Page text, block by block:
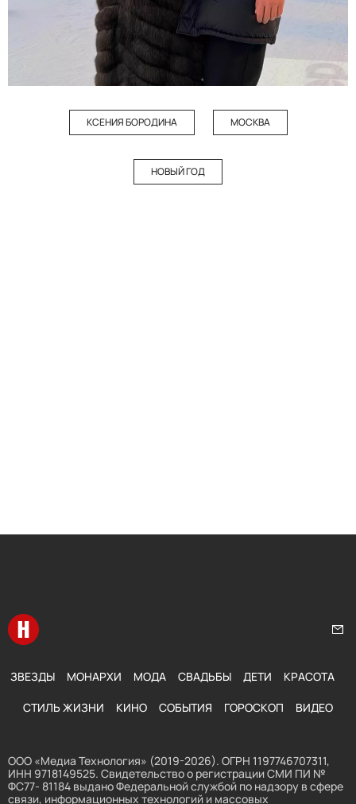
КСЕНИЯ БОРОДИНА МОСКВА
НОВЫЙ ГОД
Перейти на главную
ЗВЕЗДЫ МОНАРХИ МОДА СВАДЬБЫ ДЕТИ КРАСОТА
СТИЛЬ ЖИЗНИ КИНО СОБЫТИЯ ГОРОСКОП ВИДЕО
ООО «Медиа Технология» (2019-2026). ОГРН 1197746707311,
ИНН 9718149525. Свидетельство о регистрации СМИ ПИ №
ФС77- 81184 выдано Федеральной службой по надзору в сфере
связи, информационных технологий и массовых